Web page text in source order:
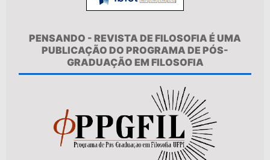
PENSANDO - REVISTA DE FILOSOFIA É UMA
PUBLICAÇÃO DO PROGRAMA DE PÓS-
GRADUAÇÃO EM FILOSOFIA